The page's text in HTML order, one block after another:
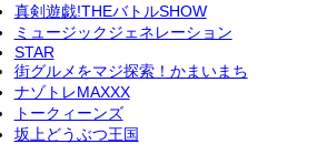
真剣遊戯!THEバトルSHOW
ミュージックジェネレーション
STAR
街グルメをマジ探索！かまいまち
ナゾトレMAXXX
トークィーンズ
坂上どうぶつ王国